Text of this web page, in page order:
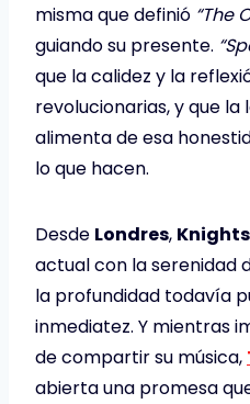
misma que definió “The
guiando su presente.
que la calidez y la
revolucionarias, y que
alimenta de esa
lo que hacen.
Desde Londres, Knights
actual con la serenidad
la profundidad todavía
inmediatez. Y mientras
de compartir su música,
abierta una promesa